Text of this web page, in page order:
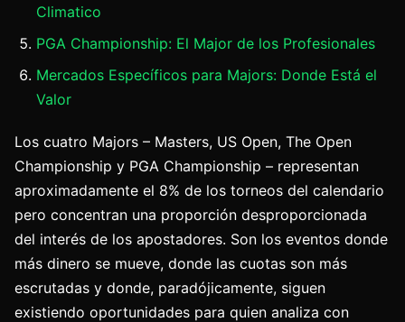
Climatico
PGA Championship: El Major de los Profesionales
Mercados Específicos para Majors: Donde Está el
Valor
Los cuatro Majors – Masters, US Open, The Open
Championship y PGA Championship – representan
aproximadamente el 8% de los torneos del calendario
pero concentran una proporción desproporcionada
del interés de los apostadores. Son los eventos donde
más dinero se mueve, donde las cuotas son más
escrutadas y donde, paradójicamente, siguen
existiendo oportunidades para quien analiza con